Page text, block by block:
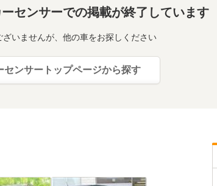
センサーでの掲載が終了しています
ざいませんが、他の車をお探しください
センサートップページから探す